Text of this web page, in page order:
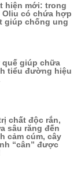
hiện mới: trong
Oliu có chứa hợp
giúp chống ung
quế giúp chữa
tiểu đường hiệu
chất độc rắn,
sâu răng đến
cảm cúm, cây
“cân” được